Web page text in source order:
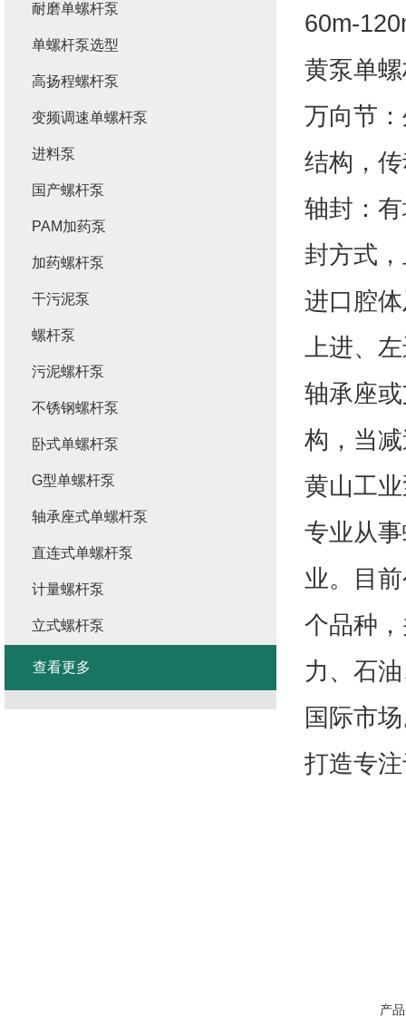
60m-
黄泵单
万向节
结构，
轴封：
封方式
进口腔
上进、
轴承座
构，当
黄山工
专业从
业。目
个品种
力、石
国际市
打造专
产
耐磨单螺杆泵
单螺杆泵选型
高扬程螺杆泵
变频调速单螺杆泵
进料泵
国产螺杆泵
PAM加药泵
加药螺杆泵
干污泥泵
螺杆泵
污泥螺杆泵
不锈钢螺杆泵
卧式单螺杆泵
G型单螺杆泵
轴承座式单螺杆泵
直连式单螺杆泵
计量螺杆泵
立式螺杆泵
查看更多